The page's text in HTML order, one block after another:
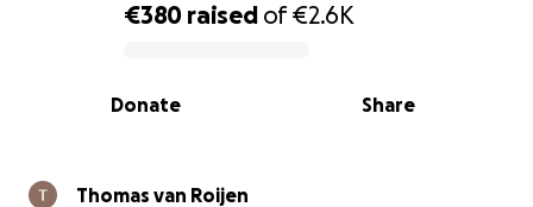
0% complete
€380 raised of€2.6K
Share
Donate
Thomas van Roijen